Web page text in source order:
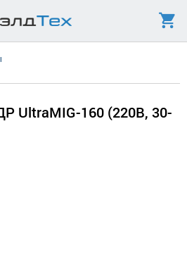
UltraMIG-160 (220В, 30-